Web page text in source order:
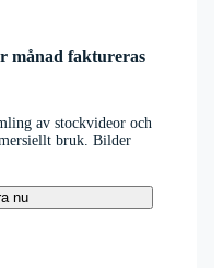
månad faktureras
av stockvideor och
bruk. Bilder
nu